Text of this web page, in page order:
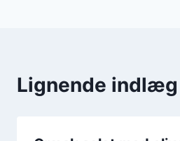
Lignende indlæg